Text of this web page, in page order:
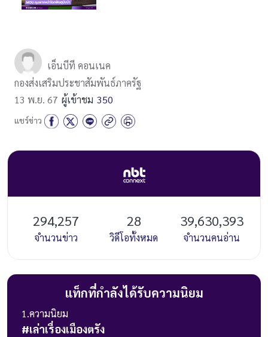
เอ็นบีที คอนเนค
กองส่งเสริมประชาสัมพันธ์ภาครัฐ
13 พ.ย. 67 ผู้เข้าชม 350
แชร์ข่าว
294,257
จำนวนข่าว
28
วิดีโอทั้งหมด
39,630,393
จำนวนคนอ่าน
แท็กที่กำลังได้รับความนิยม
1.ความนิยม
#เล่าเรื่องเมืองตรัง